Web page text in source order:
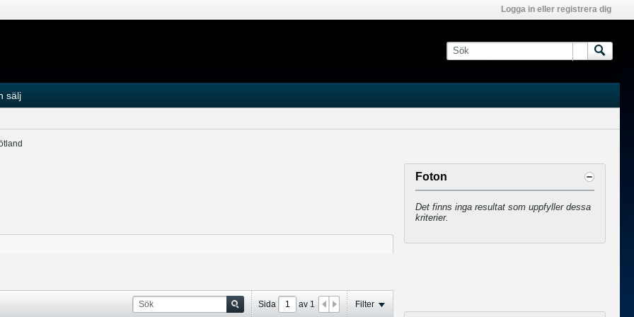
Logga in eller registrera dig
sälj
Sida av 1 Filter
Foton
Det finns inga resultat som uppfyller dessa
kriterier.